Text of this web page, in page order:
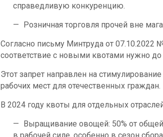
справедливую конкуренцию.
Розничная торговля прочей вне
Согласно письму Минтруда от 07.10.2022
соответствие с новыми квотами нужно до
Этот запрет направлен на
рабочих мест для отечественных граждан.
В 2024 году квоты для отдельных
Выращивание овощей: 50% от общей